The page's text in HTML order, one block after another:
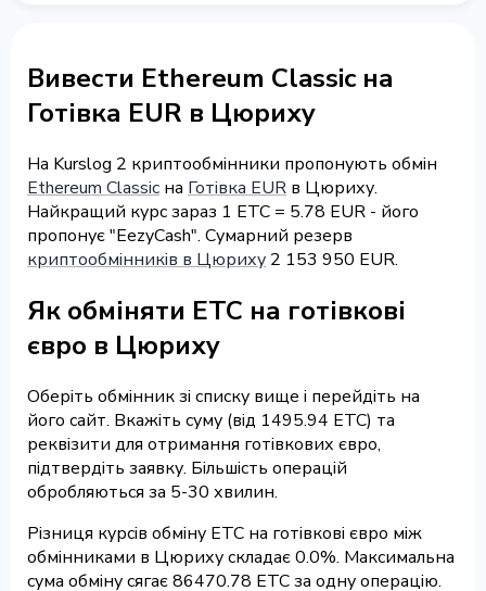
Вивести Ethereum Classic на
Готівка EUR в Цюриху
На Kurslog 2 криптообмінники пропонують обмін
Ethereum Classic на Готівка EUR в Цюриху.
Найкращий курс зараз 1 ETC = 5.78 EUR - його
пропонує "EezyCash". Сумарний резерв
криптообмінників в Цюриху 2 153 950 EUR.
Як обміняти ETC на готівкові
євро в Цюриху
Оберіть обмінник зі списку вище і перейдіть на
його сайт. Вкажіть суму (від 1495.94 ETC) та
реквізити для отримання готівкових євро,
підтвердіть заявку. Більшість операцій
обробляються за 5-30 хвилин.
Різниця курсів обміну ETC на готівкові євро між
обмінниками в Цюриху складає 0.0%. Максимальна
сума обміну сягає 86470.78 ETC за одну операцію.